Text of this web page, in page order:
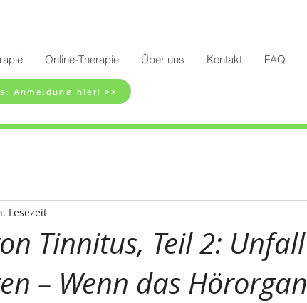
Online-Therapie Über uns Kontakt FAQ
Anmeldung hier! >>
Tinnitus, Teil 2: Unfall
– Wenn das Hörorgan
Lesezeit